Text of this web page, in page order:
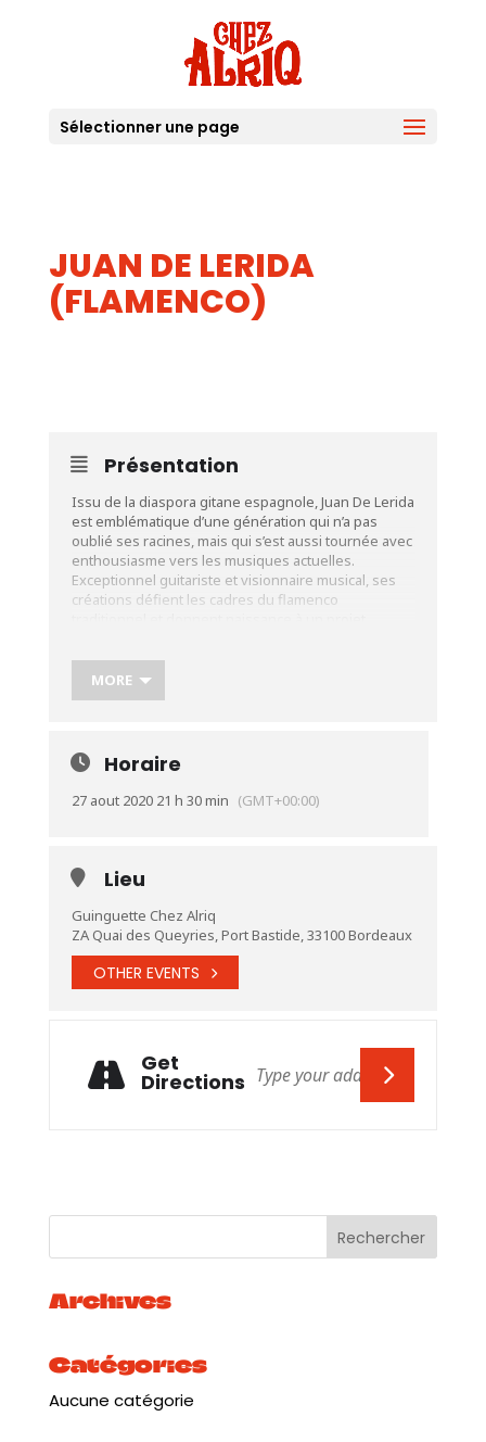
Sélectionner une page
JUAN DE LERIDA
(FLAMENCO)
Présentation
Issu de la diaspora gitane espagnole, Juan De Lerida
est emblématique d’une génération qui n’a pas
oublié ses racines, mais qui s’est aussi tournée avec
enthousiasme vers les musiques actuelles.
Exceptionnel guitariste et visionnaire musical, ses
créations défient les cadres du flamenco
contemporains constitue un véritable leitmotiv. Un
jeu pur, et à la fois déconcertant par son aisance à
aborder d’autres genres. Une inspiration sans limite,
entouré de son fils Marcelino Claveria au chant et
aux percussions, de son neveu Joss Claveria à la
guitare, et invite également la chanteuse franco-
hongroise Viviane B.Szabo.
MORE
Horaire
27 aout 2020 21 h 30 min (GMT+00:00)
Lieu
Guinguette Chez Alriq
ZA Quai des Queyries, Port Bastide, 33100 Bordeaux
OTHER EVENTS
Get
Directions
Archives
Catégories
Aucune catégorie